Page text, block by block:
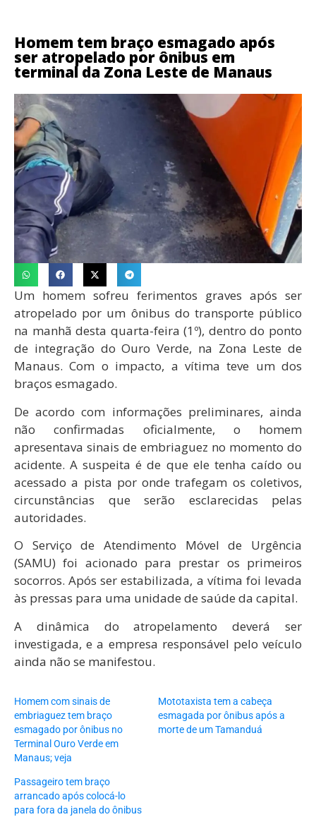
Homem tem braço esmagado após
ser atropelado por ônibus em
terminal da Zona Leste de Manaus
Um homem sofreu ferimentos graves após ser
atropelado por um ônibus do transporte público
na manhã desta quarta-feira (1º), dentro do ponto
de integração do Ouro Verde, na Zona Leste de
Manaus. Com o impacto, a vítima teve um dos
braços esmagado.
De acordo com informações preliminares, ainda
não confirmadas oficialmente, o homem
apresentava sinais de embriaguez no momento do
acidente. A suspeita é de que ele tenha caído ou
acessado a pista por onde trafegam os coletivos,
circunstâncias que serão esclarecidas pelas
autoridades.
O Serviço de Atendimento Móvel de Urgência
(SAMU) foi acionado para prestar os primeiros
socorros. Após ser estabilizada, a vítima foi levada
às pressas para uma unidade de saúde da capital.
A dinâmica do atropelamento deverá ser
investigada, e a empresa responsável pelo veículo
ainda não se manifestou.
Homem com sinais de
embriaguez tem braço
esmagado por ônibus no
Terminal Ouro Verde em
Manaus; veja
Mototaxista tem a cabeça
esmagada por ônibus após a
morte de um Tamanduá
Passageiro tem braço
arrancado após colocá-lo
para fora da janela do ônibus